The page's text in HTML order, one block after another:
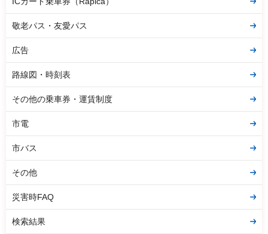
敬老パス・友愛パス
広告
路線図・時刻表
その他の乗車券・運賃制度
市電
市バス
その他
災害時FAQ
検索結果